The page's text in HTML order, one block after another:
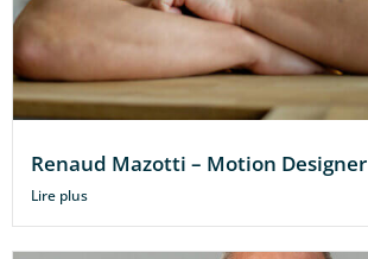
Renaud Mazotti – Motion Designer
Lire plus